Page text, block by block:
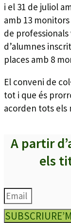
i el 31 de juliol
amb 13
de
d’alumnes
places amb 8
El conveni de
tot i que és
acorden tots els
A partir
els
SUBSCRIURE’M